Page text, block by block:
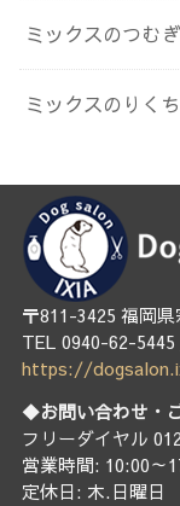
ミックスのつむ
ミックスのりく
〒811-3425 福岡
TEL 0940-62-
https://
◆お問い合わせ・
フリーダイヤル
営業時間: 10:00～
定休日: 木.日曜日